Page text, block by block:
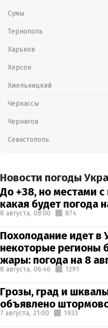
Сумы
Тернополь
Харьков
Херсон
Хмельницкий
Черкассы
Чернигов
Севастополь
Новости погоды
До +38, но местами
какая будет погода
8 августа, 08:00 874
Похолодание идет в
некоторые регионы
жары: погода на 8
8 августа, 06:46 1291
Грозы, град и
объявлено
7 августа, 21:00 1933